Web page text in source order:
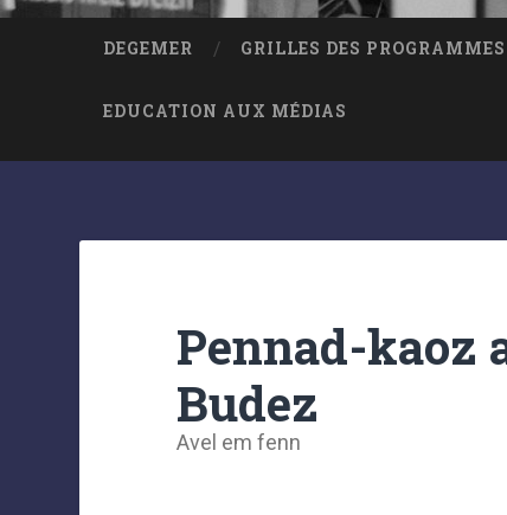
DEGEMER GRILLES DES PROGRAMMES
EDUCATION AUX MÉDIAS
Pennad-kaoz
Budez
Avel em fenn